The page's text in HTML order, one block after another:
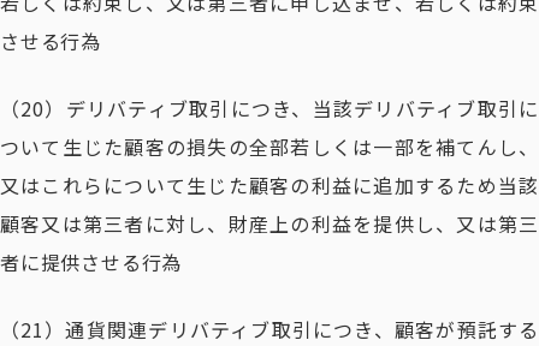
させる行為
（20）デリバティブ取引につき、当該デリバティブ取引に
ついて生じた顧客の損失の全部若しくは一部を補てんし、
又はこれらについて生じた顧客の利益に追加するため当該
顧客又は第三者に対し、財産上の利益を提供し、又は第三
者に提供させる行為
（21）通貨関連デリバティブ取引につき、顧客が預託する